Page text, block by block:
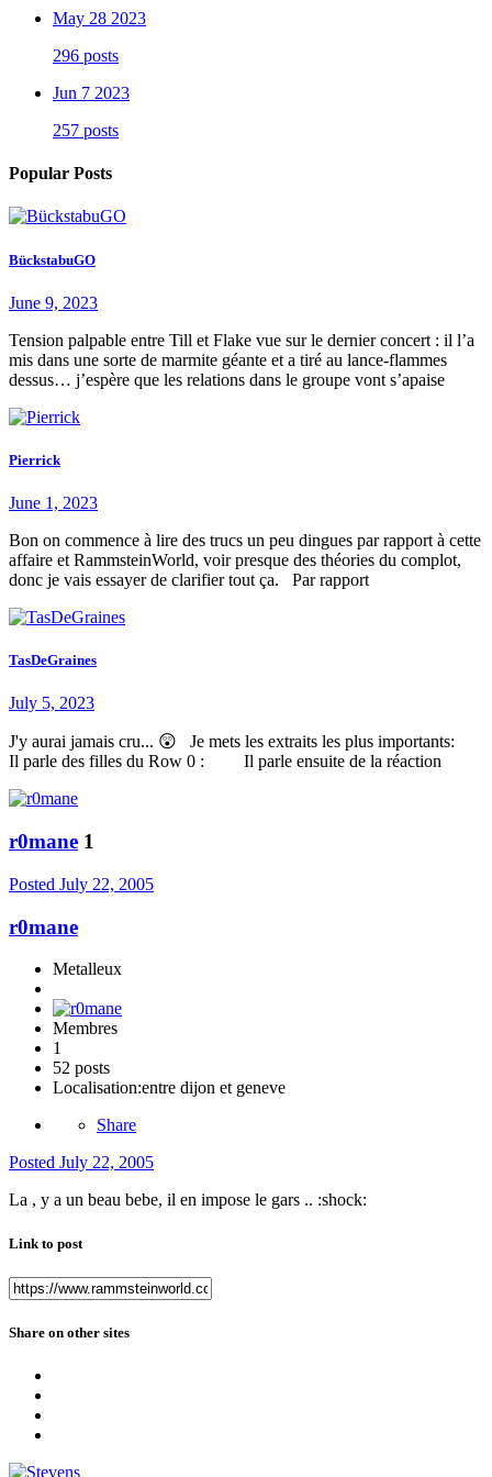
May 28 2023
296 posts
Jun 7 2023
257 posts
Popular Posts
BückstabuGO
June 9, 2023
Tension palpable entre Till et Flake vue sur le dernier concert : il l’a
mis dans une sorte de marmite géante et a tiré au lance-flammes
dessus… j’espère que les relations dans le groupe vont s’apaise
Pierrick
June 1, 2023
Bon on commence à lire des trucs un peu dingues par rapport à cette
affaire et RammsteinWorld, voir presque des théories du complot,
donc je vais essayer de clarifier tout ça. Par rapport
TasDeGraines
July 5, 2023
J'y aurai jamais cru... 😲 Je mets les extraits les plus importants:
Il parle des filles du Row 0 : Il parle ensuite de la réaction
r0mane 1
Posted July 22, 2005
r0mane
Metalleux
Membres
1
52 posts
Localisation:entre dijon et geneve
Share
Posted July 22, 2005
La , y a un beau bebe, il en impose le gars .. :shock:
Link to post
Share on other sites